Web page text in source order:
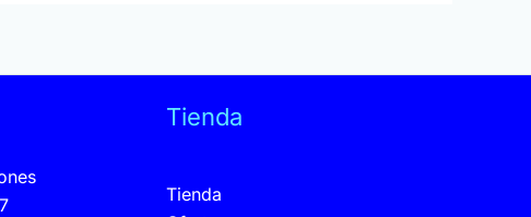
Tienda
Tienda